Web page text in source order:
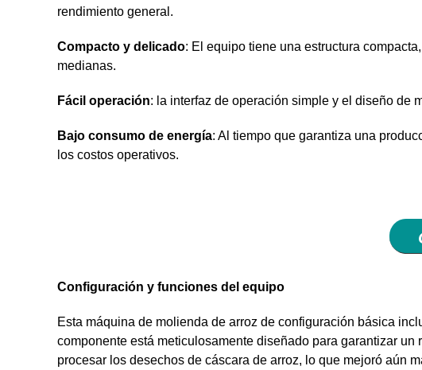
rendimiento general.
Compacto y delicado: El equipo tiene una estructura
medianas.
Fácil operación: la interfaz de operación simple y el diseño de
Bajo consumo de energía: Al tiempo que garantiza una
los costos operativos.
Configuración y funciones del equipo
Esta máquina de molienda de arroz de configuración básica
componente está meticulosamente diseñado para garantizar
procesar los desechos de cáscara de arroz, lo que mejoró aún